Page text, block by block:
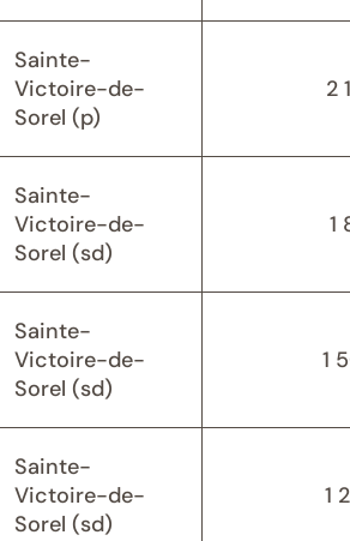
Sainte-
Victoire-de-
Sorel (p)
2
Sainte-
Victoire-de-
Sorel (sd)
1
Sainte-
Victoire-de-
Sorel (sd)
1
Sainte-
Victoire-de-
Sorel (sd)
1